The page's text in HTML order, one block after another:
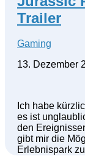
Trailer
Gaming
13. Dezember
Ich habe
es ist
den
gibt mir die
Erlebnispark